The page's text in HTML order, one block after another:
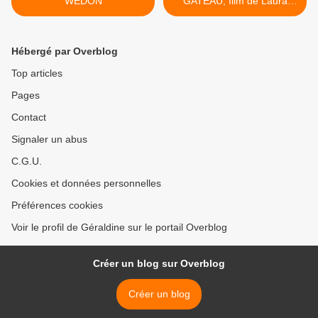
MORANTE >
Hébergé par Overblog
Top articles
Pages
Contact
Signaler un abus
C.G.U.
Cookies et données personnelles
Préférences cookies
Voir le profil de Géraldine sur le portail Overblog
Créer un blog sur Overblog
Créer un blog